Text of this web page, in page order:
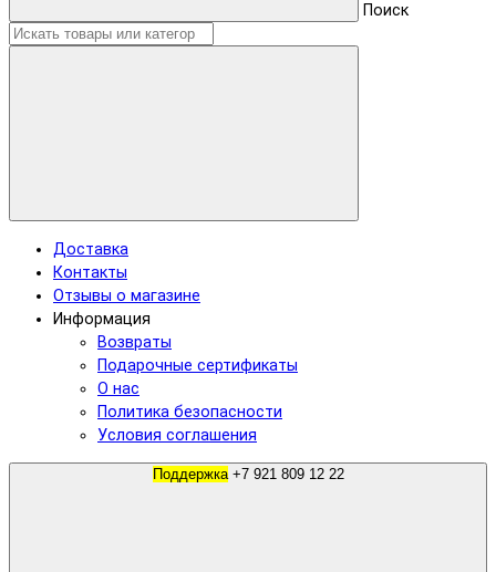
Поиск
Доставка
Контакты
Отзывы о магазине
Информация
Возвраты
Подарочные сертификаты
О нас
Политика безопасности
Условия соглашения
Поддержка +7 921 809 12 22